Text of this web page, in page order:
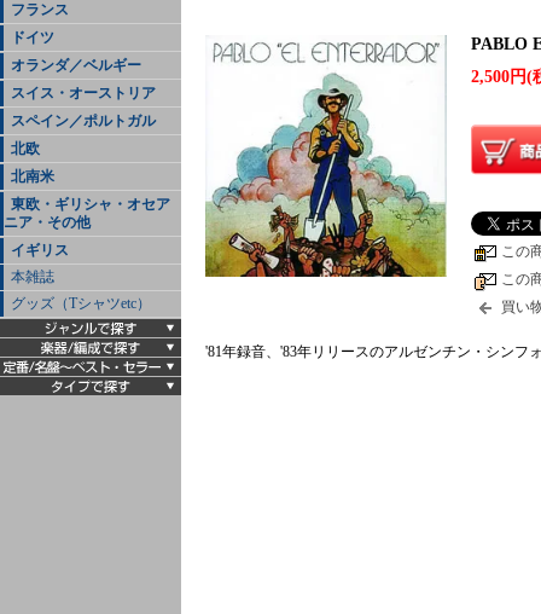
フランス
ドイツ
オランダ／ベルギー
スイス・オーストリア
スペイン／ポルトガル
北欧
北南米
東欧・ギリシャ・オセア
ニア・その他
イギリス
本雑誌
グッズ（Tシャツetc）
PABLO
2,500円(
この
この
買い
'81年録音、'83年リリースのアルゼンチン・シンフ